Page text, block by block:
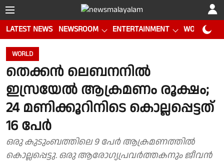
LATEST NEWS NEWSROOM ENTERTAINMENT WORLD CUP
WORLD
തെക്കന്‍ ലെബനനിൽ
ഇസ്രയേല്‍ ആക്രമണം രൂക്ഷം;
24 മണിക്കൂറിനിടെ കൊല്ലപ്പെട്ടത്
16 പേർ
ഒരു കുടുംബത്തിലെ 9 പേർ ആക്രമണത്തിൽ
കൊല്ലപ്പെട്ടു. ഒരു ആരോഗ്യപ്രവർത്തകനും ജീവൻ